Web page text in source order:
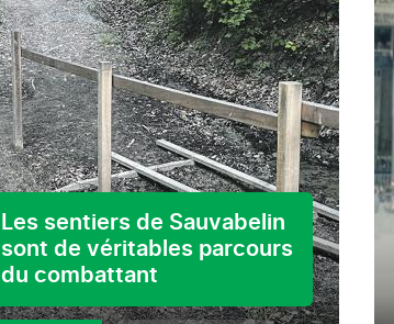
Les sentiers de Sauvabelin
sont de véritables parcours
du combattant